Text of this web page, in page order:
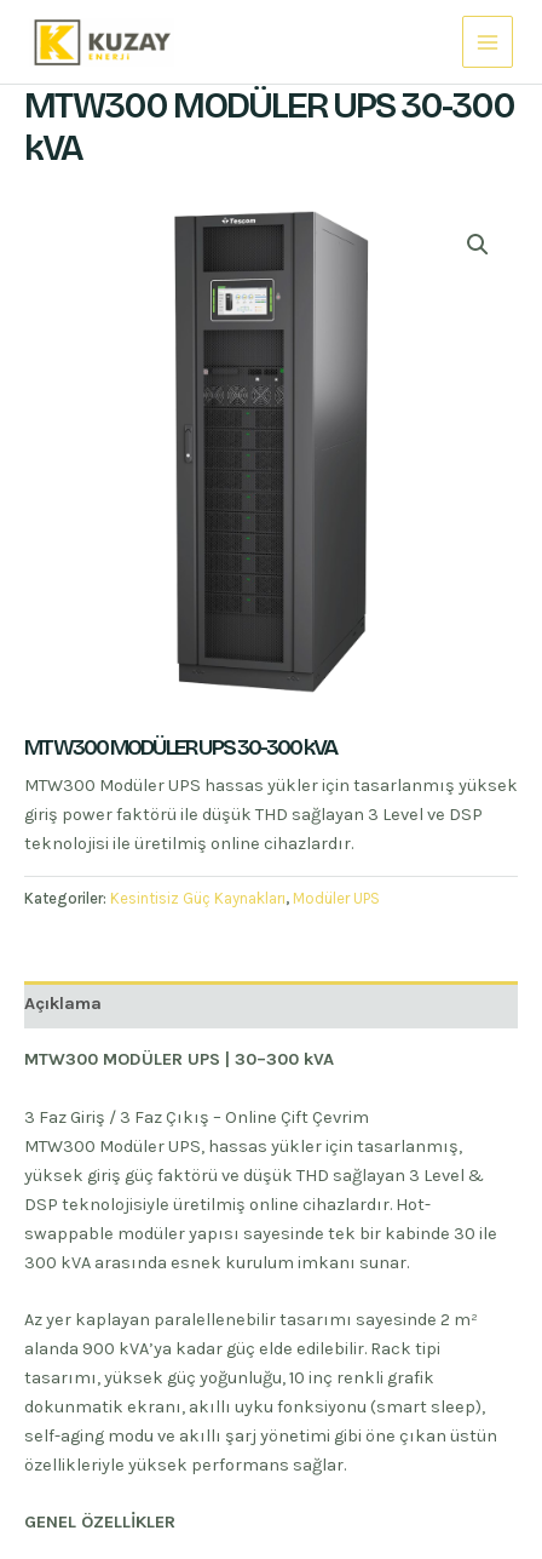
Main
Menu
MTW300 MODÜLER UPS 30-300
kVA
MTW300 MODÜLER UPS 30-300 kVA
MTW300 Modüler UPS hassas yükler için tasarlanmış yüksek
giriş power faktörü ile düşük THD sağlayan 3 Level ve DSP
teknolojisi ile üretilmiş online cihazlardır.
Kategoriler: Kesintisiz Güç Kaynakları, Modüler UPS
Açıklama
MTW300 MODÜLER UPS | 30–300 kVA
3 Faz Giriş / 3 Faz Çıkış – Online Çift Çevrim
MTW300 Modüler UPS, hassas yükler için tasarlanmış,
yüksek giriş güç faktörü ve düşük THD sağlayan 3 Level &
DSP teknolojisiyle üretilmiş online cihazlardır. Hot-
swappable modüler yapısı sayesinde tek bir kabinde 30 ile
300 kVA arasında esnek kurulum imkanı sunar.
Az yer kaplayan paralellenebilir tasarımı sayesinde 2 m²
alanda 900 kVA’ya kadar güç elde edilebilir. Rack tipi
tasarımı, yüksek güç yoğunluğu, 10 inç renkli grafik
dokunmatik ekranı, akıllı uyku fonksiyonu (smart sleep),
self-aging modu ve akıllı şarj yönetimi gibi öne çıkan üstün
özellikleriyle yüksek performans sağlar.
GENEL ÖZELLİKLER